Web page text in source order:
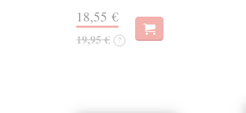
18,55 €
19,95 € ?